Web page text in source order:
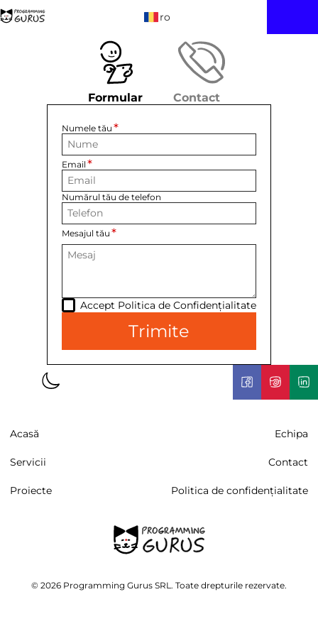
ro
Formular Contact
Numele tău
Email
Numărul tău de telefon
Mesajul tău
Accept Politica de Confidențialitate
Trimite
Acasă Echipa
Servicii Contact
Proiecte Politica de confidențialitate
© 2026 Programming Gurus SRL. Toate drepturile rezervate.